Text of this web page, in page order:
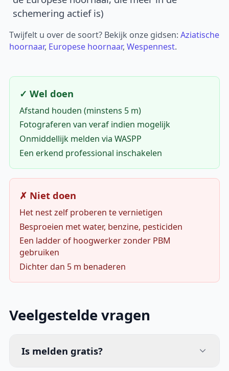
schemering actief is)
Twijfelt u over de soort? Bekijk onze gidsen:Aziatische
hoornaar, Europese hoornaar,Wespennest.
✓ Wel doen
Afstand houden (minstens 5 m)
Fotograferen van veraf indien mogelijk
Onmiddellijk melden via WASPP
Een erkend professional inschakelen
✗ Niet doen
Het nest zelf proberen te vernietigen
Besproeien met water, benzine, pesticiden
Een ladder of hoogwerker zonder PBM
gebruiken
Dichter dan 5 m benaderen
Veelgestelde vragen
Is melden gratis?